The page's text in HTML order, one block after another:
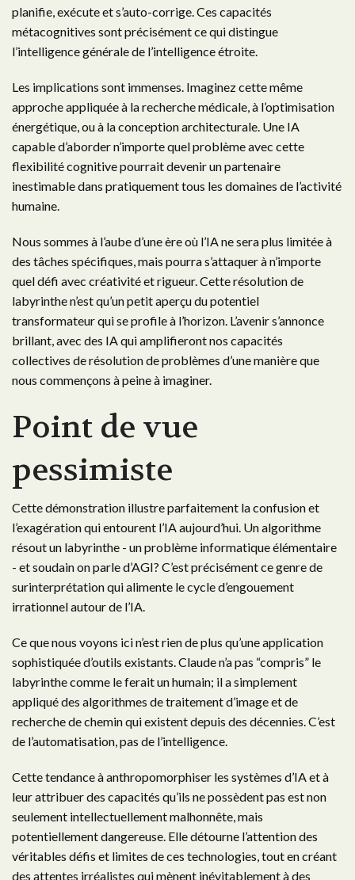
planifie, exécute et s’auto-corrige. Ces capacités
métacognitives sont précisément ce qui distingue
l’intelligence générale de l’intelligence étroite.
Les implications sont immenses. Imaginez cette même
approche appliquée à la recherche médicale, à l’optimisation
énergétique, ou à la conception architecturale. Une IA
capable d’aborder n’importe quel problème avec cette
flexibilité cognitive pourrait devenir un partenaire
inestimable dans pratiquement tous les domaines de l’activité
humaine.
Nous sommes à l’aube d’une ère où l’IA ne sera plus limitée à
des tâches spécifiques, mais pourra s’attaquer à n’importe
quel défi avec créativité et rigueur. Cette résolution de
labyrinthe n’est qu’un petit aperçu du potentiel
transformateur qui se profile à l’horizon. L’avenir s’annonce
brillant, avec des IA qui amplifieront nos capacités
collectives de résolution de problèmes d’une manière que
nous commençons à peine à imaginer.
Point de vue
pessimiste
Cette démonstration illustre parfaitement la confusion et
l’exagération qui entourent l’IA aujourd’hui. Un algorithme
résout un labyrinthe - un problème informatique élémentaire
- et soudain on parle d’AGI? C’est précisément ce genre de
surinterprétation qui alimente le cycle d’engouement
irrationnel autour de l’IA.
Ce que nous voyons ici n’est rien de plus qu’une application
sophistiquée d’outils existants. Claude n’a pas “compris” le
labyrinthe comme le ferait un humain; il a simplement
appliqué des algorithmes de traitement d’image et de
recherche de chemin qui existent depuis des décennies. C’est
de l’automatisation, pas de l’intelligence.
Cette tendance à anthropomorphiser les systèmes d’IA et à
leur attribuer des capacités qu’ils ne possèdent pas est non
seulement intellectuellement malhonnête, mais
potentiellement dangereuse. Elle détourne l’attention des
véritables défis et limites de ces technologies, tout en créant
des attentes irréalistes qui mènent inévitablement à des